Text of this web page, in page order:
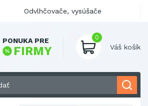
PONUKA PRE
FIRMY
0
Váš košík
Odvlhčovače, vysúšače